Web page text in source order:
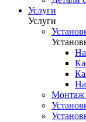
Услуги
Услуги
Монтаж